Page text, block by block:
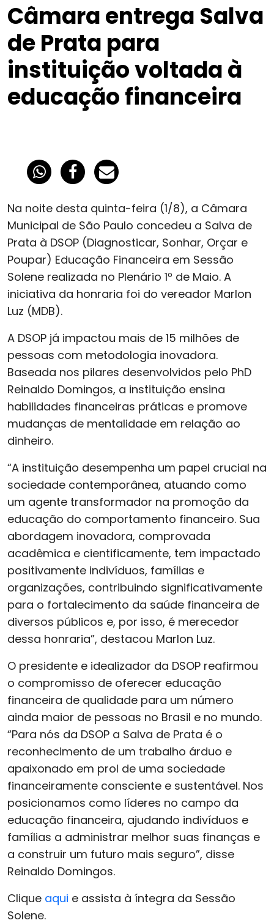
Câmara entrega Salva
de Prata para
instituição voltada à
educação financeira
Na noite desta quinta-feira (1/8), a Câmara
Municipal de São Paulo concedeu a Salva de
Prata à DSOP (Diagnosticar, Sonhar, Orçar e
Poupar) Educação Financeira em Sessão
Solene realizada no Plenário 1º de Maio. A
iniciativa da honraria foi do vereador Marlon
Luz (MDB).
A DSOP já impactou mais de 15 milhões de
pessoas com metodologia inovadora.
Baseada nos pilares desenvolvidos pelo PhD
Reinaldo Domingos, a instituição ensina
habilidades financeiras práticas e promove
mudanças de mentalidade em relação ao
dinheiro.
“A instituição desempenha um papel crucial na
sociedade contemporânea, atuando como
um agente transformador na promoção da
educação do comportamento financeiro. Sua
abordagem inovadora, comprovada
acadêmica e cientificamente, tem impactado
positivamente indivíduos, famílias e
organizações, contribuindo significativamente
para o fortalecimento da saúde financeira de
diversos públicos e, por isso, é merecedor
dessa honraria”, destacou Marlon Luz.
O presidente e idealizador da DSOP reafirmou
o compromisso de oferecer educação
financeira de qualidade para um número
ainda maior de pessoas no Brasil e no mundo.
“Para nós da DSOP a Salva de Prata é o
reconhecimento de um trabalho árduo e
apaixonado em prol de uma sociedade
financeiramente consciente e sustentável. Nos
posicionamos como líderes no campo da
educação financeira, ajudando indivíduos e
famílias a administrar melhor suas finanças e
a construir um futuro mais seguro”, disse
Reinaldo Domingos.
Clique aqui e assista à íntegra da Sessão
Solene.